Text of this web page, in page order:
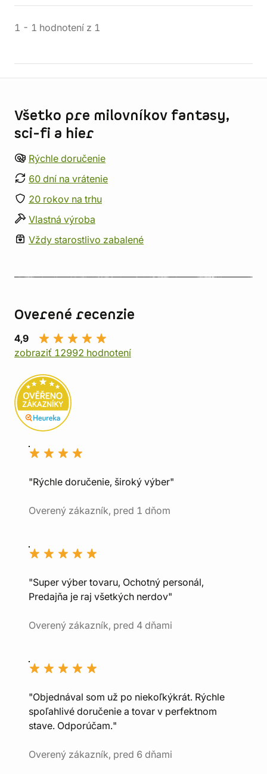
1 - 1 hodnotení z 1
Všetko pre milovníkov fantasy,
sci-fi a hier
Rýchle doručenie
60 dní na vrátenie
20 rokov na trhu
Vlastná výroba
Vždy starostlivo zabalené
Overené recenzie
4,9
zobraziť 12992 hodnotení
"Rýchle doručenie, široký výber"
Overený zákazník, pred 1 dňom
"Super výber tovaru, Ochotný personál,
Predajňa je raj všetkých nerdov"
Overený zákazník, pred 4 dňami
"Objednával som už po niekoľkýkrát. Rýchle
spoľahlivé doručenie a tovar v perfektnom
stave. Odporúčam."
Overený zákazník, pred 6 dňami